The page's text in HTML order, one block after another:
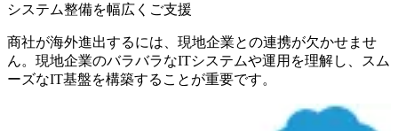
システム整備を幅広くご支援
商社が海外進出するには、現地企業との連携が欠かせませ
ん。現地企業のバラバラなITシステムや運用を理解し、スム
ーズなIT基盤を構築することが重要です。